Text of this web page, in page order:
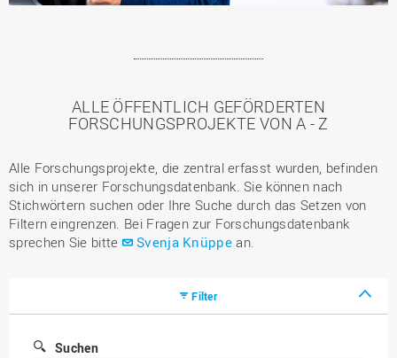
ALLE ÖFFENTLICH GEFÖRDERTEN
FORSCHUNGSPROJEKTE VON A - Z
Alle Forschungsprojekte, die zentral erfasst wurden, befinden
sich in unserer Forschungsdatenbank. Sie können nach
Stichwörtern suchen oder Ihre Suche durch das Setzen von
Filtern eingrenzen. Bei Fragen zur Forschungsdatenbank
sprechen Sie bitte
Svenja Knüppean.
Filter
Suchen